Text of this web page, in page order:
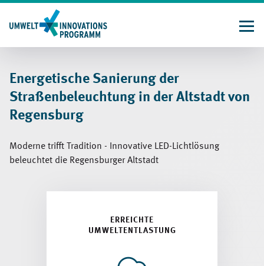
zum
Energetische Sanierung der
Straßenbeleuchtung in der Altstadt von
Regensburg
Moderne trifft Tradition - Innovative LED-Lichtlösung
beleuchtet die Regensburger Altstadt
ERREICHTE
UMWELTENTLASTUNG